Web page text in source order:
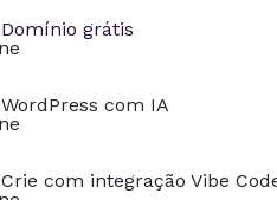
Domínio grátis
WordPress com IA
Crie com integração Vibe